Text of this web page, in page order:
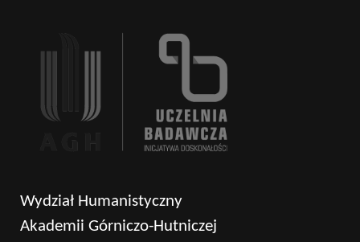
Wydział Humanistyczny
Akademii Górniczo-Hutniczej